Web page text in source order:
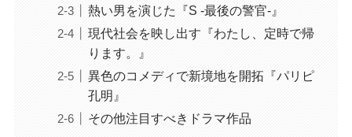
熱い男を演じた『S -最後の警官-』
現代社会を映し出す『わたし、定時で帰
ります。』
異色のコメディで新境地を開拓『パリピ
孔明』
その他注目すべきドラマ作品